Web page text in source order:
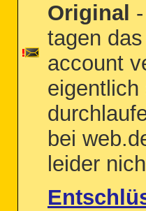
Original
tagen
account
bei
leider